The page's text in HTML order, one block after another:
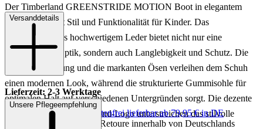
Der Timberland GREENSTRIDE MOTION Boot in elegantem
Schwarz vereint Stil und Funktionalität für Kinder. Das
Obermaterial aus hochwertigem Leder bietet nicht nur eine
ansprechende Optik, sondern auch Langlebigkeit und Schutz. Die
robuste Schnürung und die markanten Ösen verleihen dem Schuh
einen modernen Look, während die strukturierte Gummisohle für
optimalen Halt auf verschiedenen Untergründen sorgt. Die dezente
Prägung und das Timberland-Logo unterstreichen das stilvolle
Versanddetails
Lieferzeit: 2-3 Werktage
Keine Versandkosten:
kostenfrei lieferbar ab 79,95 € in DE
Einfache und Kostenlose Retoure innerhalb von Deutschlands
Unsere Pflegeempfehlung